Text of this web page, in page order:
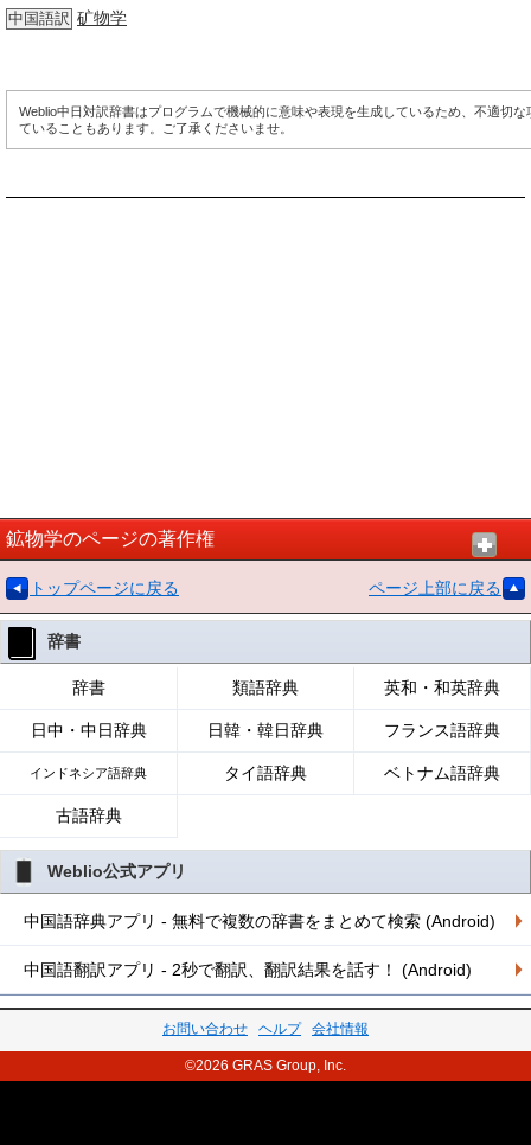
中国語訳 矿物学
Weblio中日対訳辞書はプログラムで機械的に意味や表現を生成しているため、不適切な
ていることもあります。ご了承くださいませ。
鉱物学のページの著作権
トップページに戻る ページ上部に戻る
辞書
辞書 類語辞典 英和・和英辞典
日中・中日辞典 日韓・韓日辞典 フランス語辞典
インドネシア語辞典 タイ語辞典 ベトナム語辞典
古語辞典
Weblio公式アプリ
中国語辞典アプリ - 無料で複数の辞書をまとめて検索 (Android)
中国語翻訳アプリ - 2秒で翻訳、翻訳結果を話す！ (Android)
お問い合わせ ヘルプ 会社情報
©2026 GRAS Group, Inc.